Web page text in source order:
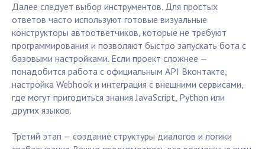
Далее следует выбор инструментов. Для простых
ответов часто используют готовые визуальные
конструкторы автоответчиков, которые не требуют
программирования и позволяют быстро запускать бота с
базовыми настройками. Если проект сложнее —
понадобится работа с официальным API Вконтакте,
настройка Webhook и интеграция с внешними сервисами,
где могут пригодиться знания JavaScript, Python или
других языков.
Третий этап — создание структуры диалогов и логики